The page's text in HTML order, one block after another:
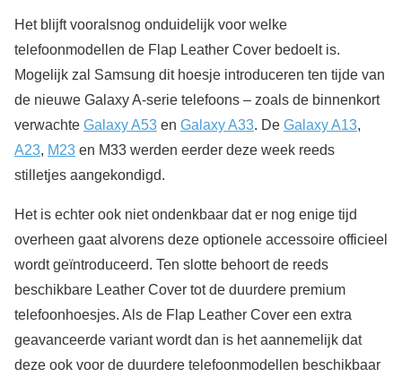
Het blijft vooralsnog onduidelijk voor welke
telefoonmodellen de Flap Leather Cover bedoelt is.
Mogelijk zal Samsung dit hoesje introduceren ten tijde van
de nieuwe Galaxy A-serie telefoons – zoals de binnenkort
verwachte Galaxy A53 en Galaxy A33. De Galaxy A13,
A23, M23 en M33 werden eerder deze week reeds
stilletjes aangekondigd.
Het is echter ook niet ondenkbaar dat er nog enige tijd
overheen gaat alvorens deze optionele accessoire officieel
wordt geïntroduceerd. Ten slotte behoort de reeds
beschikbare Leather Cover tot de duurdere premium
telefoonhoesjes. Als de Flap Leather Cover een extra
geavanceerde variant wordt dan is het aannemelijk dat
deze ook voor de duurdere telefoonmodellen beschikbaar